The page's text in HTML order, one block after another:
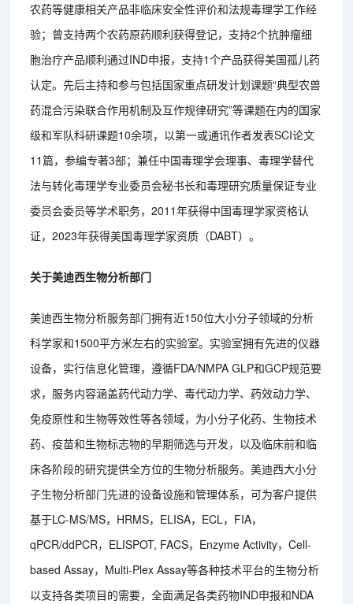
农药等健康相关产品非临床安全性评价和法规毒理学工作经
验；曾支持两个农药原药顺利获得登记，支持2个抗肿瘤细
胞治疗产品顺利通过IND申报，支持1个产品获得美国孤儿药
认定。先后主持和参与包括国家重点研发计划课题“典型农兽
药混合污染联合作用机制及互作规律研究”等课题在内的国家
级和军队科研课题10余项，以第一或通讯作者发表SCI论文
11篇，参编专著3部；兼任中国毒理学会理事、毒理学替代
法与转化毒理学专业委员会秘书长和毒理研究质量保证专业
委员会委员等学术职务，2011年获得中国毒理学家资格认
证，2023年获得美国毒理学家资质（DABT）。
关于美迪西生物分析部门
美迪西生物分析服务部门拥有近150位大小分子领域的分析
科学家和1500平方米左右的实验室。实验室拥有先进的仪器
设备，实行信息化管理，遵循FDA/NMPA GLP和GCP规范要
求，服务内容涵盖药代动力学、毒代动力学、药效动力学、
免疫原性和生物等效性等各领域，为小分子化药、生物技术
药、疫苗和生物标志物的早期筛选与开发，以及临床前和临
床各阶段的研究提供全方位的生物分析服务。美迪西大小分
子生物分析部门先进的设备设施和管理体系，可为客户提供
基于LC-MS/MS，HRMS，ELISA，ECL，FIA，
qPCR/ddPCR，ELISPOT, FACS，Enzyme Activity，Cell-
based Assay，Multi-Plex Assay等各种技术平台的生物分析
以支持各类项目的需要，全面满足各类药物IND申报和NDA